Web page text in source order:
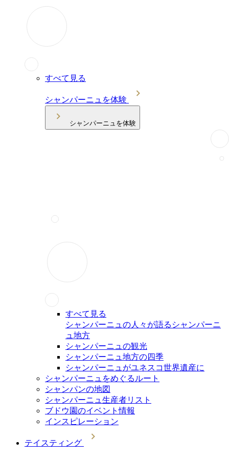
すべて見る
シャンパーニュを体験
シャンパーニュを体験
すべて見る
シャンパーニュの人々が語るシャンパーニ
ュ地方
シャンパーニュの観光
シャンパーニュ地方の四季
シャンパーニュがユネスコ世界遺産に
シャンパーニュをめぐるルート
シャンパンの地図
シャンパーニュ生産者リスト
ブドウ園のイベント情報
インスピレーション
テイスティング